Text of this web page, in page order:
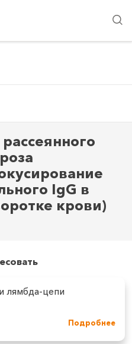
IgG в
крови)
лямбда-цепи
Подробнее